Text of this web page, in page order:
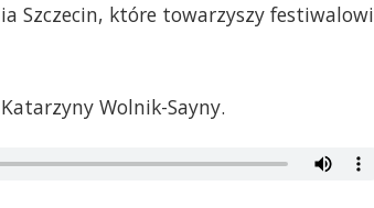
Szczecin, które towarzyszy festiwalowi
Wolnik-Sayny.